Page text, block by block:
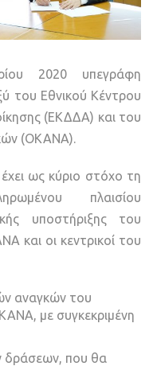
2020 υπεγράφη
του Εθνικού Κέντρου
(ΕΚΔΔΑ) και του
(ΟΚΑΝΑ).
ως κύριο στόχο τη
πλαισίου
υποστήριξης του
και οι κεντρικοί του
αναγκών του
με συγκεκριμένη
δράσεων, που θα